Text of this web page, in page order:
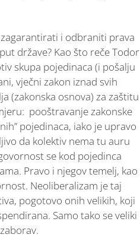
i odbraniti prava
države? Kao što reče Todor
skupa pojedinaca (i pošalju
vječni zakon iznad svih
(zakonska osnova) za zaštitu
pooštravanje zakonske
pojedinaca, iako je upravo
da kolektiv nema tu auru
se kod pojedinca
Pravo i njegov temelj, kao
Neoliberalizam je taj
pogotovo onih velikih, koji
Samo tako se veliki